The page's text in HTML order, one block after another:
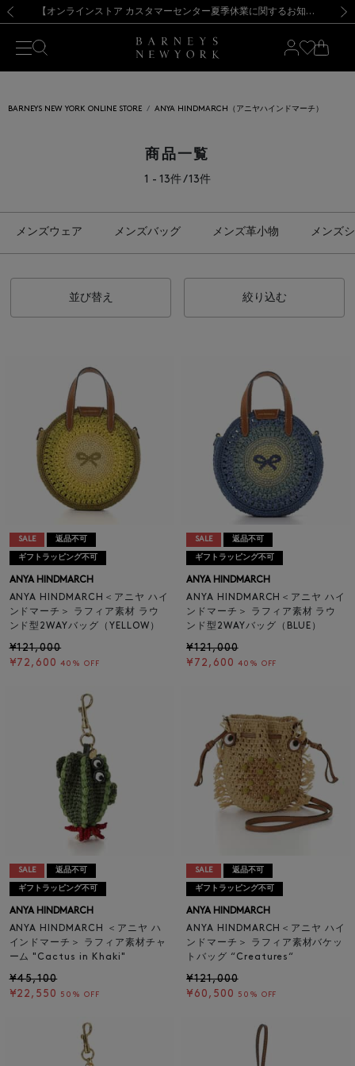
新規登録のお客様も対象！＜MY BARNEYS＞会員のお客様は11,000円（税込）以上のお買上げで常時送料無料！お買い物の際は会員登録を！
【夏季休業に伴う出荷一時停止のお知らせ】(2026.8.7) 【オンラインストア カスタマーセンター夏季休業に関するお知らせ】（2026.8.7）
【夏季休業に伴う返品・交換承り一時停止のお知らせ】（2026.8.5）
熊本県を中心とした地震の影響によるお荷物のお届けについて
【開催中】SUMMER SALEのご案内・ご注意事項 新規登録のお客様も対象！＜MY BARNEYS＞会員のお客様は11,000円（税込）以上のお買上げで常時送料無料！お買い物の際は会員登録を！
【夏季休業に伴う出荷一時停止のお知らせ】(2026.8.7)
BARNEYS NEW YORK ONLINE STORE ANYA HINDMARCH（アニヤハインドマーチ）
商品一覧
1 - 13件 / 13件
メンズウェア メンズバッグ メンズ革小物 メンズ
並び替え 絞り込む
SALE 返品不可
ギフトラッピング不可
ANYA HINDMARCH
ANYA HINDMARCH＜アニヤ ハイ
ンドマーチ＞ ラフィア素材 ラウ
ンド型2WAYバッグ（YELLOW）
¥121,000
¥72,600 40% OFF
SALE 返品不可
ギフトラッピング不可
ANYA HINDMARCH
ANYA HINDMARCH＜アニヤ ハイ
ンドマーチ＞ ラフィア素材 ラウ
ンド型2WAYバッグ（BLUE）
¥121,000
¥72,600 40% OFF
SALE 返品不可
ギフトラッピング不可
ANYA HINDMARCH
ANYA HINDMARCH ＜アニヤ ハ
インドマーチ＞ ラフィア素材チャ
ーム "Cactus in Khaki"
¥45,100
¥22,550
50% OFF
SALE 返品不可
ギフトラッピング不可
ANYA HINDMARCH
ANYA HINDMARCH＜アニヤ ハイ
ンドマーチ＞ ラフィア素材バケッ
トバッグ “Creatures“
¥121,000
¥60,500
50% OFF